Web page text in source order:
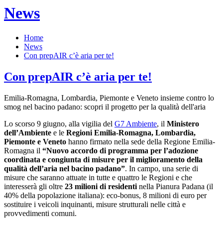
News
Home
News
Con prepAIR c’è aria per te!
Con prepAIR c’è aria per te!
Emilia-Romagna, Lombardia, Piemonte e Veneto insieme contro lo
smog nel bacino padano: scopri il progetto per la qualità dell'aria
Lo scorso 9 giugno, alla vigilia del G7 Ambiente, il Ministero
dell’Ambiente e le Regioni Emilia-Romagna, Lombardia,
Piemonte e Veneto hanno firmato nella sede della Regione Emilia-
Romagna il “Nuovo accordo di programma per l’adozione
coordinata e congiunta di misure per il miglioramento della
qualità dell’aria nel bacino padano”. In campo, una serie di
misure che saranno attuate in tutte e quattro le Regioni e che
interesserà gli oltre 23 milioni di residenti nella Pianura Padana (il
40% della popolazione italiana): eco-bonus, 8 milioni di euro per
sostituire i veicoli inquinanti, misure strutturali nelle città e
provvedimenti comuni.